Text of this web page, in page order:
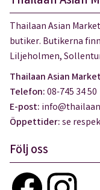
Thailaan Asian
butiker. Butikerna
Liljeholmen,
Thailaan Asian
Telefon:08-745 34 50
E-post:
Öppettider:se
Följ oss